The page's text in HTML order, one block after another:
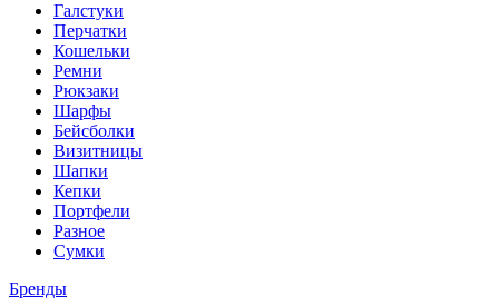
Галстуки
Перчатки
Кошельки
Ремни
Рюкзаки
Шарфы
Бейсболки
Визитницы
Шапки
Кепки
Портфели
Разное
Сумки
Бренды